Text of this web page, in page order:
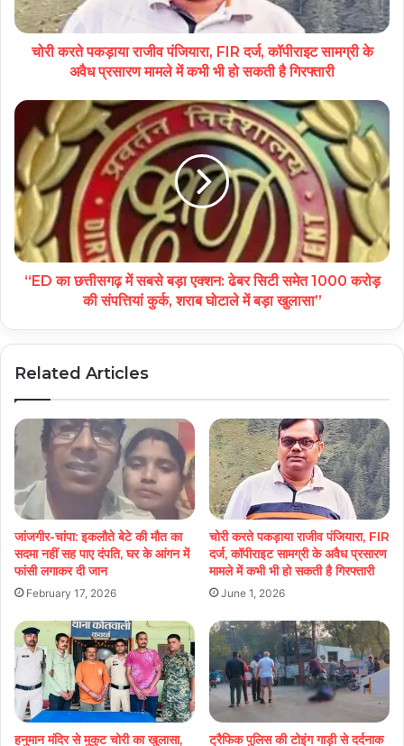
चोरी करते पकड़ाया राजीव पंजियारा, FIR दर्ज, कॉपीराइट सामग्री के
अवैध प्रसारण मामले में कभी भी हो सकती है गिरफ्तारी
“ED का छत्तीसगढ़ में सबसे बड़ा एक्शन: ढेबर सिटी समेत 1000 करोड़
की संपत्तियां कुर्क, शराब घोटाले में बड़ा खुलासा”
Related Articles
जांजगीर-चांपा: इकलौते बेटे की मौत का
सदमा नहीं सह पाए दंपति, घर के आंगन में
फांसी लगाकर दी जान
February 17, 2026
चोरी करते पकड़ाया राजीव पंजियारा, FIR
दर्ज, कॉपीराइट सामग्री के अवैध प्रसारण
मामले में कभी भी हो सकती है गिरफ्तारी
June 1, 2026
हनुमान मंदिर से मुकुट चोरी का खुलासा,
ट्रैफिक पुलिस की टोइंग गाड़ी से दर्दनाक